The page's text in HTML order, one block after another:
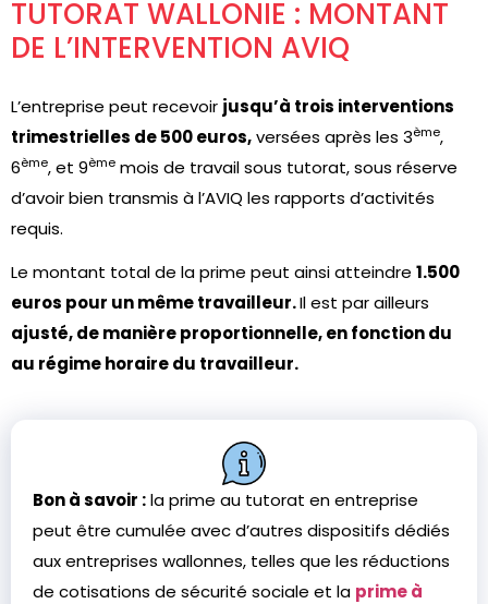
TUTORAT WALLONIE : MONTANT
DE L’INTERVENTION AVIQ
L’entreprise peut recevoir jusqu’à trois interventions
trimestrielles de 500 euros,versées après les 3ème,
6ème, et 9ème mois de travail sous tutorat, sous réserve
d’avoir bien transmis à l’AVIQ les rapports d’activités
requis.
Le montant total de la prime peut ainsi atteindre 1.500
euros pour un même travailleur.Il est par ailleurs
ajusté, de manière proportionnelle, en fonction du
au régime horaire du travailleur.
Bon à savoir :la prime au tutorat en entreprise
peut être cumulée avec d’autres dispositifs dédiés
aux entreprises wallonnes, telles que les réductions
de cotisations de sécurité sociale et la prime à